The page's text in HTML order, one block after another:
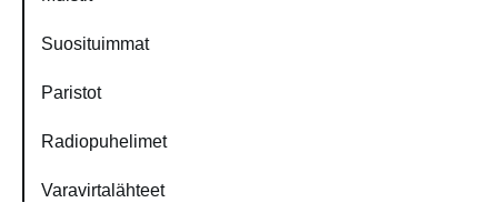
Suosituimmat
Paristot
Radiopuhelimet
Varavirtalähteet